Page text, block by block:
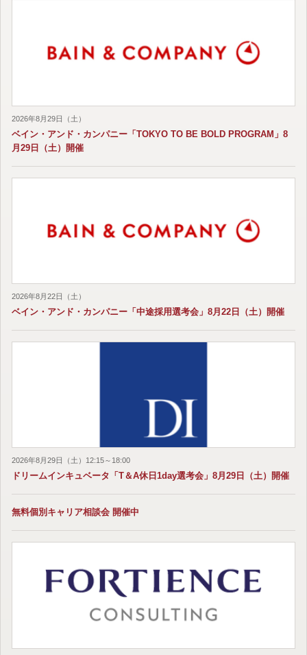
2026年8月29日（土）
ベイン・アンド・カンパニー「TOKYO TO BE BOLD PROGRAM」8
月29日（土）開催
2026年8月22日（土）
ベイン・アンド・カンパニー「中途採用選考会」8月22日（土）開催
2026年8月29日（土）12:15～18:00
ドリームインキュベータ「T＆A休日1day選考会」8月29日（土）開催
無料個別キャリア相談会 開催中